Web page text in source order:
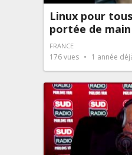
Linux pour
portée de main
FRANCE
176vues 1 année